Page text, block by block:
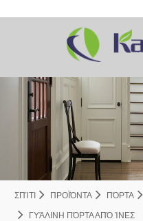
ΣΠΊΤΙ ΠΡΟΪΌΝΤΑ ΠΌΡΤΑ
ΓΥΆΛΙΝΗ ΠΌΡΤΑ ΑΠΌ ΊΝΕΣ